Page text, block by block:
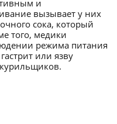
и
вызывает у них
сока, который
того, медики
режима питания
или язву